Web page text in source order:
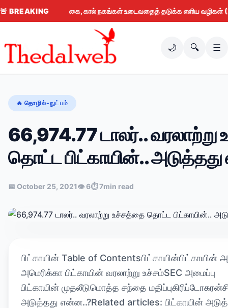
🚨BREAKINGகை, கால் நகங்கள் உடைவதைத் தடுக்க எளிய வழிகள் (2026)
🌙 🔍 ☰
🔥 தொழில்-நுட்பம்
66,974.77 டாலர்..
தொட்ட பிட்காயின்..
📅 October 25, 2021👁 6⏱ 7min read
பிட்காயின் Table of
அமெரிக்கா பிட்காயின் வரலாற்று உச்சம்SEC அமைப்பு
பிட்காயின் முதலீடுமொத்த சந்தை
அடுத்தது என்ன..?Related articles: பிட்காயின்